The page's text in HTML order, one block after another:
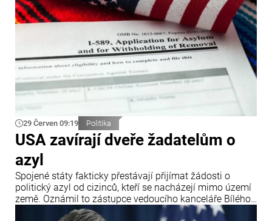
29 Červen 09:19 Politika
USA zavírají dveře žadatelům o
azyl
Spojené státy fakticky přestávají přijímat žádosti o
politický azyl od cizinců, kteří se nacházejí mimo území
země. Oznámil to zástupce vedoucího kanceláře Bílého
domu Stephen Miller po rozhodnutí Nejvyššího soudu